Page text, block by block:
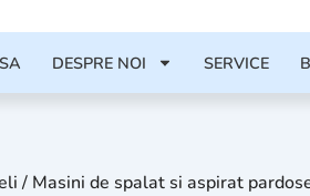
DESPRE NOI SERVICE
/ Masini de spalat si aspirat